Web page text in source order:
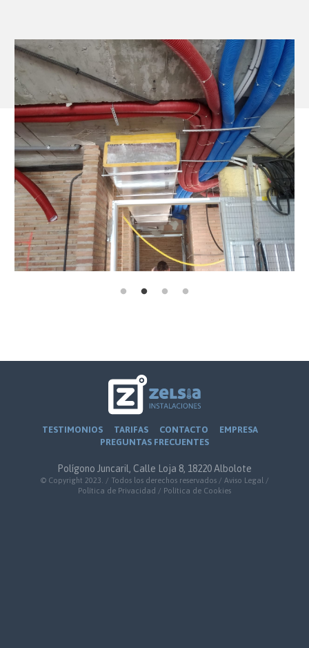
TESTIMONIOS TARIFAS CONTACTO
EMPRESA
PREGUNTAS FRECUENTES
Polígono Juncaril, Calle Loja 8, 18220 Albolote
© Copyright 2023. / Todos los derechos reservados / Aviso Legal
/
Política de Privacidad / Política de Cookies